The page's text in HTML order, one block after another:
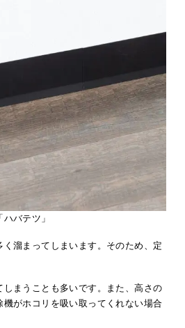
バテツ」
溜まってしまいます。そのため、定
しまうことも多いです。また、高さの
機がホコリを吸い取ってくれない場合